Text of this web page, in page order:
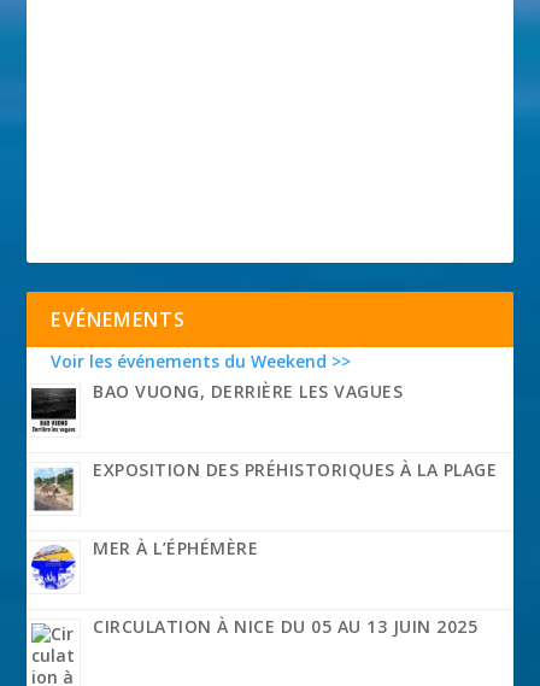
EVÉNEMENTS
Voir les événements du Weekend >>
BAO VUONG, DERRIÈRE LES VAGUES
EXPOSITION DES PRÉHISTORIQUES À LA PLAGE
MER À L’ÉPHÉMÈRE
CIRCULATION À NICE DU 05 AU 13 JUIN 2025